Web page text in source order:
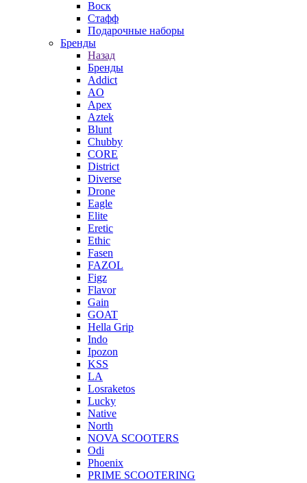
Воск
Стафф
Подарочные наборы
Бренды
Назад
Бренды
Addict
AO
Apex
Aztek
Blunt
Chubby
CORE
District
Diverse
Drone
Eagle
Elite
Eretic
Ethic
Fasen
FAZOL
Figz
Flavor
Gain
GOAT
Hella Grip
Indo
Ipozon
KSS
LA
Losraketos
Lucky
Native
North
NOVA SCOOTERS
Odi
Phoenix
PRIME SCOOTERING